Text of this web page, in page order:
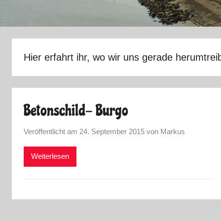
Hier erfahrt ihr, wo wir uns gerade
Betonschild- Burgo
Veröffentlicht am 24. September 2015 von Markus
Weiterlesen